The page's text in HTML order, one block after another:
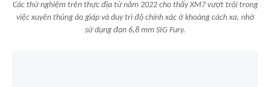
Các thử nghiệm trên thực địa từ năm 2022 cho thấy XM7 vượt trội trong
việc xuyên thủng áo giáp và duy trì độ chính xác ở khoảng cách xa, nhờ
sử dụng đạn 6,8 mm SIG Fury.